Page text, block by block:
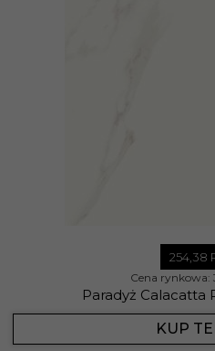
254, 38
Cena rynkowa:
Paradyż Calacatta
KUP